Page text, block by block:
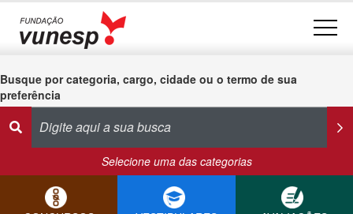
Busque por categoria, cargo, cidade ou o termo de sua
preferência
Selecione uma das categorias